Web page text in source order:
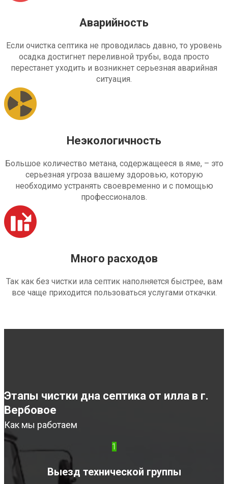
Аварийность
Если очистка септика не проводилась давно, то уровень
осадка достигнет переливной трубы, вода просто
перестанет уходить и возникнет серьезная аварийная
ситуация.
Неэкологичность
Большое количество метана, содержащееся в яме, – это
серьезная угроза вашему здоровью, которую
необходимо устранять своевременно и с помощью
профессионалов.
Много расходов
Так как без чистки ила септик наполняется быстрее, вам
все чаще приходится пользоваться услугами откачки.
Этапы чистки дна септика от илла в г.
Вербовое
Как мы работаем
1
Выезд технической группы